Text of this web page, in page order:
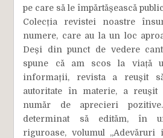
pe care să le împărtășească
Colecția revistei noastre
numere, care au la un loc
Deși din punct de vedere
spune că am scos la viață
informații, revista a reușit
autoritate în materie, a reușit
număr de aprecieri
determinat să edităm, în
riguroase, volumul „Adevăruri